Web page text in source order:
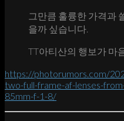
그만큼 훌륭한 가격과
을까 싶습니다.
TT아티산의 행보가 마
https://photorumors.com/
two-full-frame-af-lenses-
85mm-f-1-8/